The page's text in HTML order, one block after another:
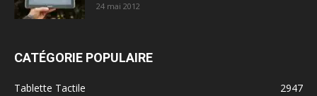
24 mai 2012
CATÉGORIE POPULAIRE
Tablette Tactile
2947